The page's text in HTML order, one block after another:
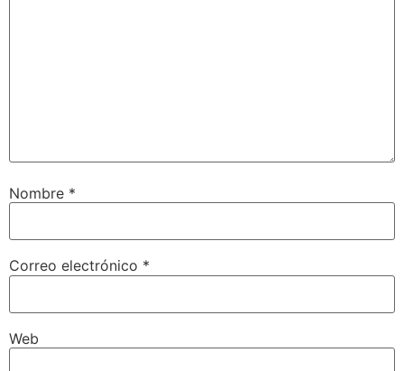
Nombre *
Correo electrónico *
Web